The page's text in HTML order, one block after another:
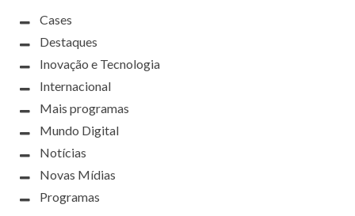
Cases
Destaques
Inovação e Tecnologia
Internacional
Mais programas
Mundo Digital
Notícias
Novas Mídias
Programas